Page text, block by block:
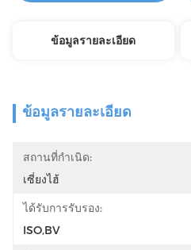
ข้อมูลรายละเอียด
ข้อมูลรายละเอียด
สถานที่กำเนิด:
เซี่ยงไฮ้
ได้รับการรับรอง:
ISO,BV